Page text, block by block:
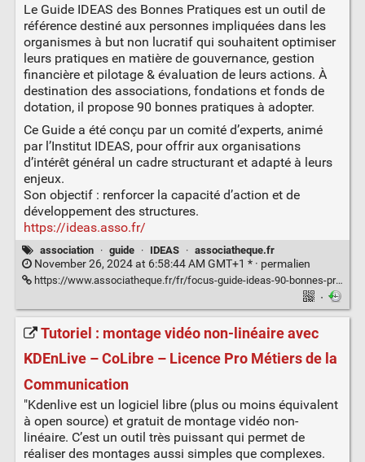
Le Guide IDEAS des Bonnes Pratiques est un outil de
référence destiné aux personnes impliquées dans les
organismes à but non lucratif qui souhaitent optimiser
leurs pratiques en matière de gouvernance, gestion
financière et pilotage & évaluation de leurs actions. À
destination des associations, fondations et fonds de
dotation, il propose 90 bonnes pratiques à adopter.
Ce Guide a été conçu par un comité d’experts, animé
par l’Institut IDEAS, pour offrir aux organisations
d’intérêt général un cadre structurant et adapté à leurs
enjeux.
Son objectif : renforcer la capacité d’action et de
développement des structures.
https://ideas.asso.fr/
association · guide · IDEAS · associatheque.fr
November 26, 2024 at 6:58:44 AM GMT+1 * · permalien
https://www.associatheque.fr/fr/focus-guide-ideas-90-bonnes-pratiques.html
·
Tutoriel : montage vidéo non-linéaire avec
KDEnLive – CoLibre – Licence Pro Métiers de la
Communication
"Kdenlive est un logiciel libre (plus ou moins équivalent
à open source) et gratuit de montage vidéo non-
linéaire. C’est un outil très puissant qui permet de
réaliser des montages aussi simples que complexes.